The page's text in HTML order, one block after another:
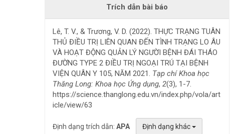
Trích dẫn bài báo
Lê, T. V., & Trương, V. D. (2022). THỰC TRẠNG TUÂN
THỦ ĐIỀU TRỊ LIÊN QUAN ĐẾN TÌNH TRẠNG LO ÂU
VÀ HOẠT ĐỘNG QUẢN LÝ NGƯỜI BỆNH ĐÁI THÁO
ĐƯỜNG TYPE 2 ĐIỀU TRỊ NGOẠI TRÚ TẠI BỆNH
VIỆN QUÂN Y 105, NĂM 2021. Tạp chí Khoa học
Thăng Long: Khoa học Ứng dụng, 2(3), 1-7.
https://science.thanglong.edu.vn/index.php/vola/art
icle/view/63
Định dạng trích dẫn: APA Định dạng khác